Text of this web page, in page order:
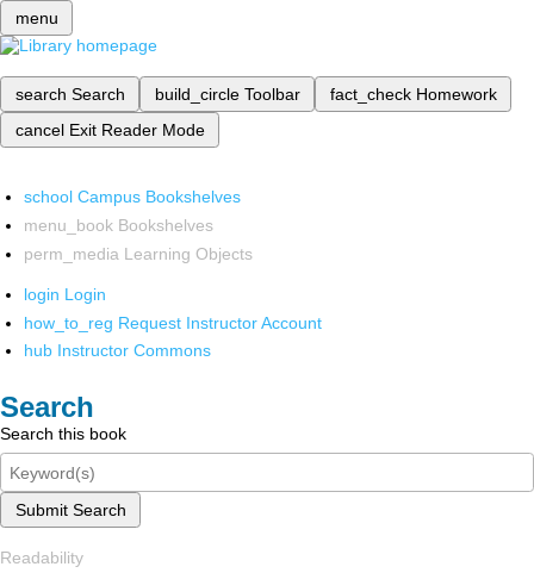
menu
search Search build_circle Toolbar fact_check Homework
cancel Exit Reader Mode
school Campus Bookshelves
menu_book Bookshelves
perm_media Learning Objects
login Login
how_to_reg Request Instructor Account
hub Instructor Commons
Search
Search this book
Submit Search
Readability